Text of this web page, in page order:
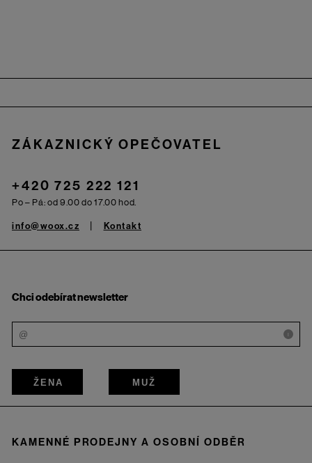
ZÁKAZNICKÝ OPEČOVATEL
+420 725 222 121
Po – Pá: od 9.00 do 17.00 hod.
info@woox.cz Kontakt
Chci odebírat newsletter
i
ŽENA MUŽ
KAMENNÉ PRODEJNY A OSOBNÍ ODBĚR